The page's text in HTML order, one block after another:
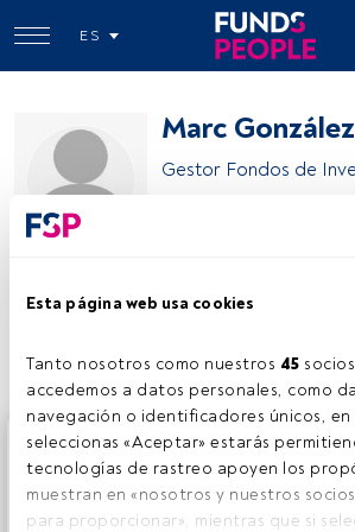
Esta página web usa cookies
Tanto nosotros como nuestros 45
accedemos a datos personales, como
navegación o identificadores únicos,
seleccionas «Aceptar» estarás
tecnologías de rastreo apoyen los
muestran en «nosotros y nuestros
para proporcionar», mientras que si
ES
Marc
Gestor Fondos de
Compartir:
Este es un artículo exclusivo para los
de FundsPeople. Si ya estás registrado,
botón Login. Si aún no tienes cuenta, te
registrarte y disfrutar de todo el